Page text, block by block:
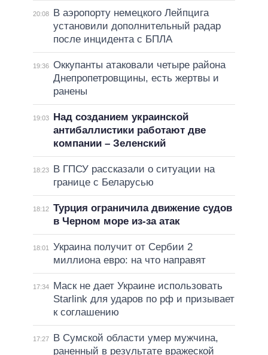
20:08
В аэропорту немецкого Лейпцига
установили дополнительный радар
после инцидента с БПЛА
19:36 Оккупанты атаковали четыре района
Днепропетровщины, есть жертвы и
ранены
19:03
Над созданием украинской
антибаллистики работают две
компании – Зеленский
18:23
В ГПСУ рассказали о ситуации на
границе с Беларусью
18:12 Турция ограничила движение судов
в Черном море из-за атак
18:01
Украина получит от Сербии 2
миллиона евро: на что направят
17:34
Маск не дает Украине использовать
Starlink для ударов по рф и призывает
к соглашению
17:27
В Сумской области умер мужчина,
раненный в результате вражеской